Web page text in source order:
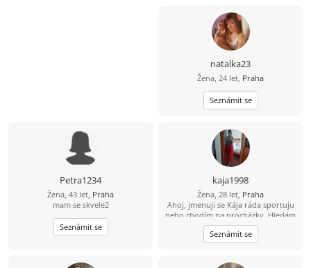
natalka23
Žena, 24 let, Praha
Seznámit se
Petra1234
Žena, 43 let, Praha
mam se skvele2
Seznámit se
kaja1998
Žena, 28 let, Praha
Ahoj, jmenuji se Kája ráda sportuju
nebo chodím na procházky. Hledám
někoho na dopisování výměnu
fotek, ale když padne jiskra ráda to
povýším
Seznámit se